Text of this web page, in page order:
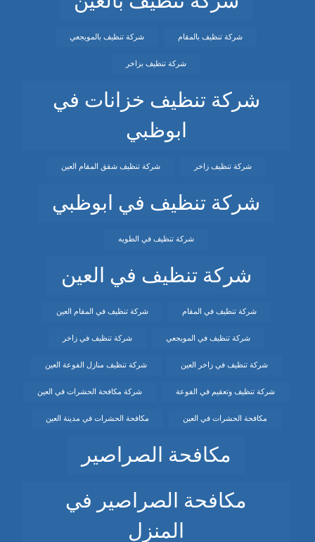
شركة تنظيف بالمقام شركة تنظيف بالمويجعي
شركة تنظيف بزاخر
شركة تنظيف خزانات في
ابوظبي
شركة تنظيف زاخر شركة تنظيف شقق المقام العين
شركة تنظيف في ابوظبي
شركة تنظيف في الطويه
شركة تنظيف في العين
شركة تنظيف في المقام شركة تنظيف في المقام العين
شركة تنظيف في المويجعي شركة تنظيف في زاخر
شركة تنظيف في زاخر العين شركة تنظيف منازل الفوعة العين
شركة تنظيف وتعقيم في الفوعة شركة مكافحة الحشرات في العين
مكافحة الحشرات في العين مكافحة الحشرات في مدينة العين
مكافحة الصراصير
مكافحة الصراصير في
المنزل